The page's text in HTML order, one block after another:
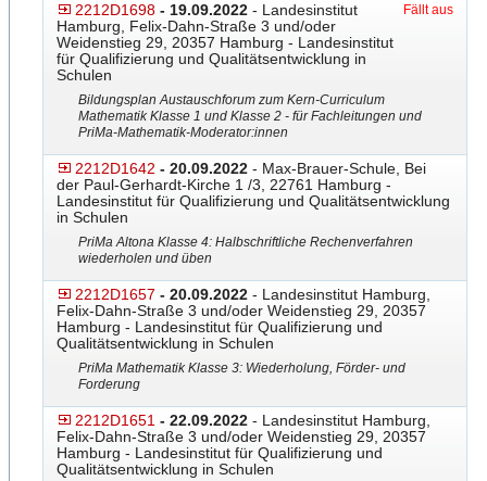
2212D1698 - 19.09.2022 - Landesinstitut
Hamburg, Felix-Dahn-Straße 3 und/oder
Weidenstieg 29, 20357 Hamburg - Landesinstitut
für Qualifizierung und Qualitätsentwicklung in
Schulen
Fällt aus
Bildungsplan Austauschforum zum Kern-Curriculum
Mathematik Klasse 1 und Klasse 2 - für Fachleitungen und
PriMa-Mathematik-Moderator​:innen
2212D1642 - 20.09.2022 - Max-Brauer-Schule, Bei
der Paul-Gerhardt-Kirche 1 /3, 22761 Hamburg -
Landesinstitut für Qualifizierung und Qualitätsentwicklung
in Schulen
PriMa Altona Klasse 4: Halbschriftliche Rechenverfahren
wiederholen und üben
2212D1657 - 20.09.2022 - Landesinstitut Hamburg,
Felix-Dahn-Straße 3 und/oder Weidenstieg 29, 20357
Hamburg - Landesinstitut für Qualifizierung und
Qualitätsentwicklung in Schulen
PriMa Mathematik Klasse 3: Wiederholung, Förder- und
Forderung
2212D1651 - 22.09.2022 - Landesinstitut Hamburg,
Felix-Dahn-Straße 3 und/oder Weidenstieg 29, 20357
Hamburg - Landesinstitut für Qualifizierung und
Qualitätsentwicklung in Schulen